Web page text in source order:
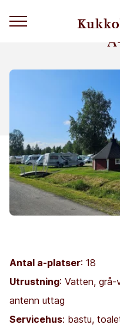
Antal a-platser: 18
Utrustning: Vatten,
antenn uttag
Servicehus: bastu,